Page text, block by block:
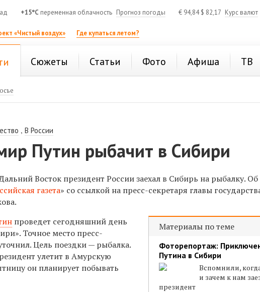
+15°C переменная облачность Прогноз погоды € 94,84$ 82,17 Курс валют
«Чистый воздух» Где купаться летом?
Сюжеты Статьи Фото Афиша ТВ
,В России
Путин рыбачит в Сибири
Восток президент России заехал в Сибирь на рыбалку.
газета» со ссылкой на пресс-секретаря главы
Материалы по теме
Фоторепортаж:
Путина в Сибири
Вспомнили,
и зачем к нам
президент
проведет сегодняшний день
Точное место пресс-
Цель поездки — рыбалка.
улетит в Амурскую
он планирует побывать